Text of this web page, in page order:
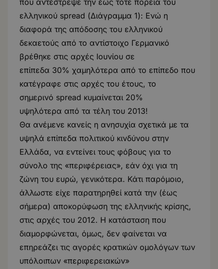
που αντέστρεψε την έως τότε πορεία του
ελληνικού spread (Διάγραμμα 1): Ενώ η
διαφορά της απόδοσης του ελληνικού
δεκαετούς από το αντίστοιχο Γερμανικό
βρέθηκε στις αρχές Ιουνίου σε
επίπεδα 30% χαμηλότερα από το επίπεδο που
κατέγραφε στις αρχές του έτους, το
σημερινό spread κυμαίνεται 20%
υψηλότερα από τα τέλη του 2013!
Θα ανέμενε κανείς η ανησυχία σχετικά με τα
υψηλά επίπεδα πολιτικού κινδύνου στην
Ελλάδα, να εντείνει τους φόβους για το
σύνολο της «περιφέρειας», εάν όχι για τη
ζώνη του ευρώ, γενικότερα. Κάτι παρόμοιο,
άλλωστε είχε παρατηρηθεί κατά την (έως
σήμερα) αποκορύφωση της ελληνικής κρίσης,
στις αρχές του 2012. Η κατάσταση που
διαμορφώνεται, όμως, δεν φαίνεται να
επηρεάζει τις αγορές κρατικών ομολόγων των
υπόλοιπων «περιφερειακών»